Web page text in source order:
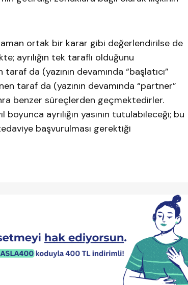
ortak bir karar gibi değerlendirilse de
ayrılığın tek taraflı olduğunu
da (yazının devamında “başlatıcı”
taraf da (yazının devamında “partner”
benzer süreçlerden geçmektedirler.
boyunca ayrılığın yasının tutulabileceği; bu
başvurulması gerektiği